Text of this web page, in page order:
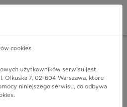
- lider
cookies
użytkowników serwisu jest
Olkuska 7, 02-604 Warszawa, które
niniejszego serwisu, co odbywa
Play INSTALUJ